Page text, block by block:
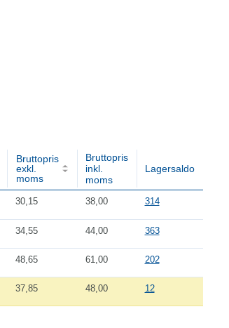
Bruttopris
exkl.
moms
Bruttopris
inkl.
moms
Lagersaldo
30,15 38,00 314
34,55 44,00 363
48,65 61,00 202
37,85 48,00 12